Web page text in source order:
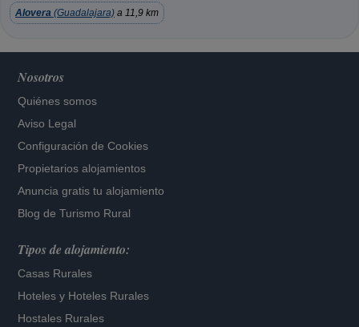
Alovera (Guadalajara) a 11,9 km
Nosotros
Quiénes somos
Aviso Legal
Configuración de Cookies
Propietarios alojamientos
Anuncia gratis tu alojamiento
Blog de Turismo Rural
Tipos de alojamiento:
Casas Rurales
Hoteles y Hoteles Rurales
Hostales Rurales